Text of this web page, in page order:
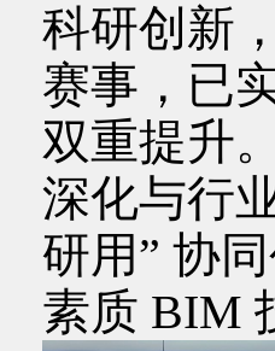
科研创新
赛事，已
双重提升
深化与行
研用” 协
素质 BIM